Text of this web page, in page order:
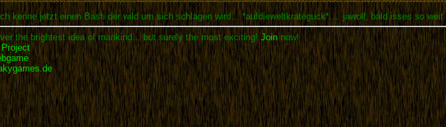
kenne jetzt einen Basti der wild um sich schlagen wird... *aufdieweltkrateguck*.... jawoll, bald isses so weit
the brightest idea of mankind... but surely the most exciting!Joinnow!